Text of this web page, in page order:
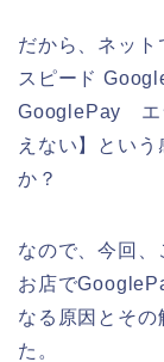
だから、ネッ
スピード
GooglePay エ
えない】とい
か？
なので、今回
お店で
なる原因とその
た。